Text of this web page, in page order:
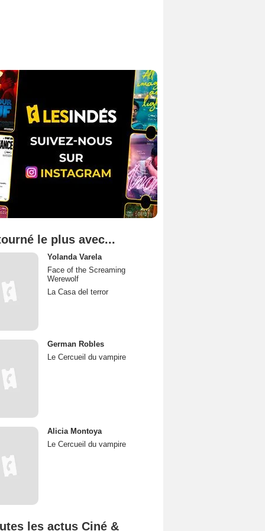
le plus avec...
Yolanda Varela
Face of the Screaming
Werewolf
La Casa del terror
German Robles
Le Cercueil du vampire
Alicia Montoya
Le Cercueil du vampire
les actus Ciné &